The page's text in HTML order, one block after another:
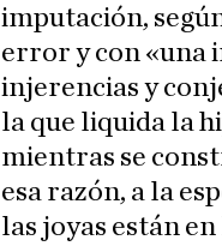
imputación,
error y con «una
injerencias y
la que liquida la
mientras se
esa razón, a la
las joyas están